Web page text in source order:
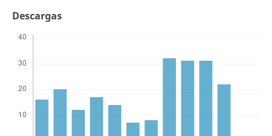
Descargas